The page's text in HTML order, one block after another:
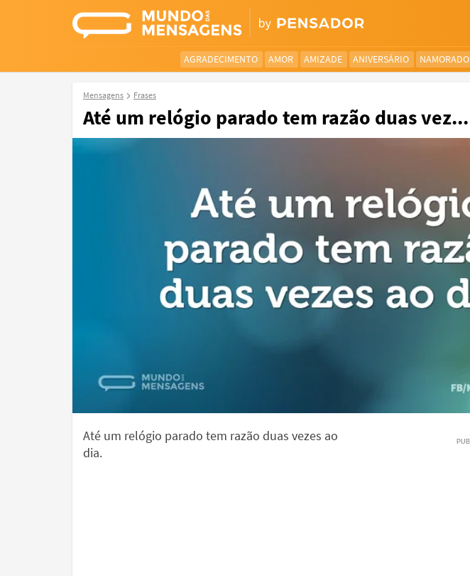
AGRADECIMENTO AMOR AMIZADE ANIVERSÁRIO NAMORADO
Mensagens Frases
Até um relógio parado tem razão duas vez...
Até um relógio parado tem razão duas vezes ao
dia.